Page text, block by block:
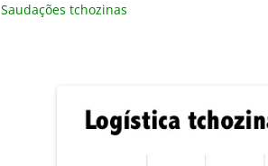
Saudações tchozinas